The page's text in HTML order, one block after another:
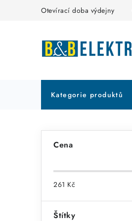
Otevírací doba výdejny
Kategorie produktů
t
Cena
261 Kč
Štítky